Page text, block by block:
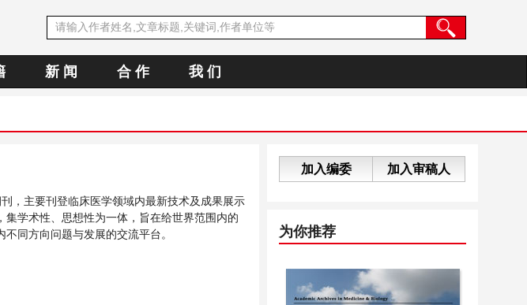
新 闻 合 作 我 们
，主要刊登临床医学领域内最新技术及成果展示
学术性、思想性为一体，旨在给世界范围内的
同方向问题与发展的交流平台。
加入编委 加入审稿人
为你推荐